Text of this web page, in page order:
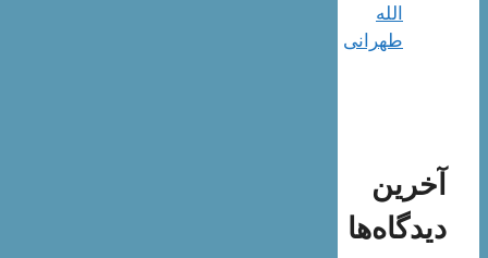
الله
طهرانی
آخرین
دیدگاه‌ها